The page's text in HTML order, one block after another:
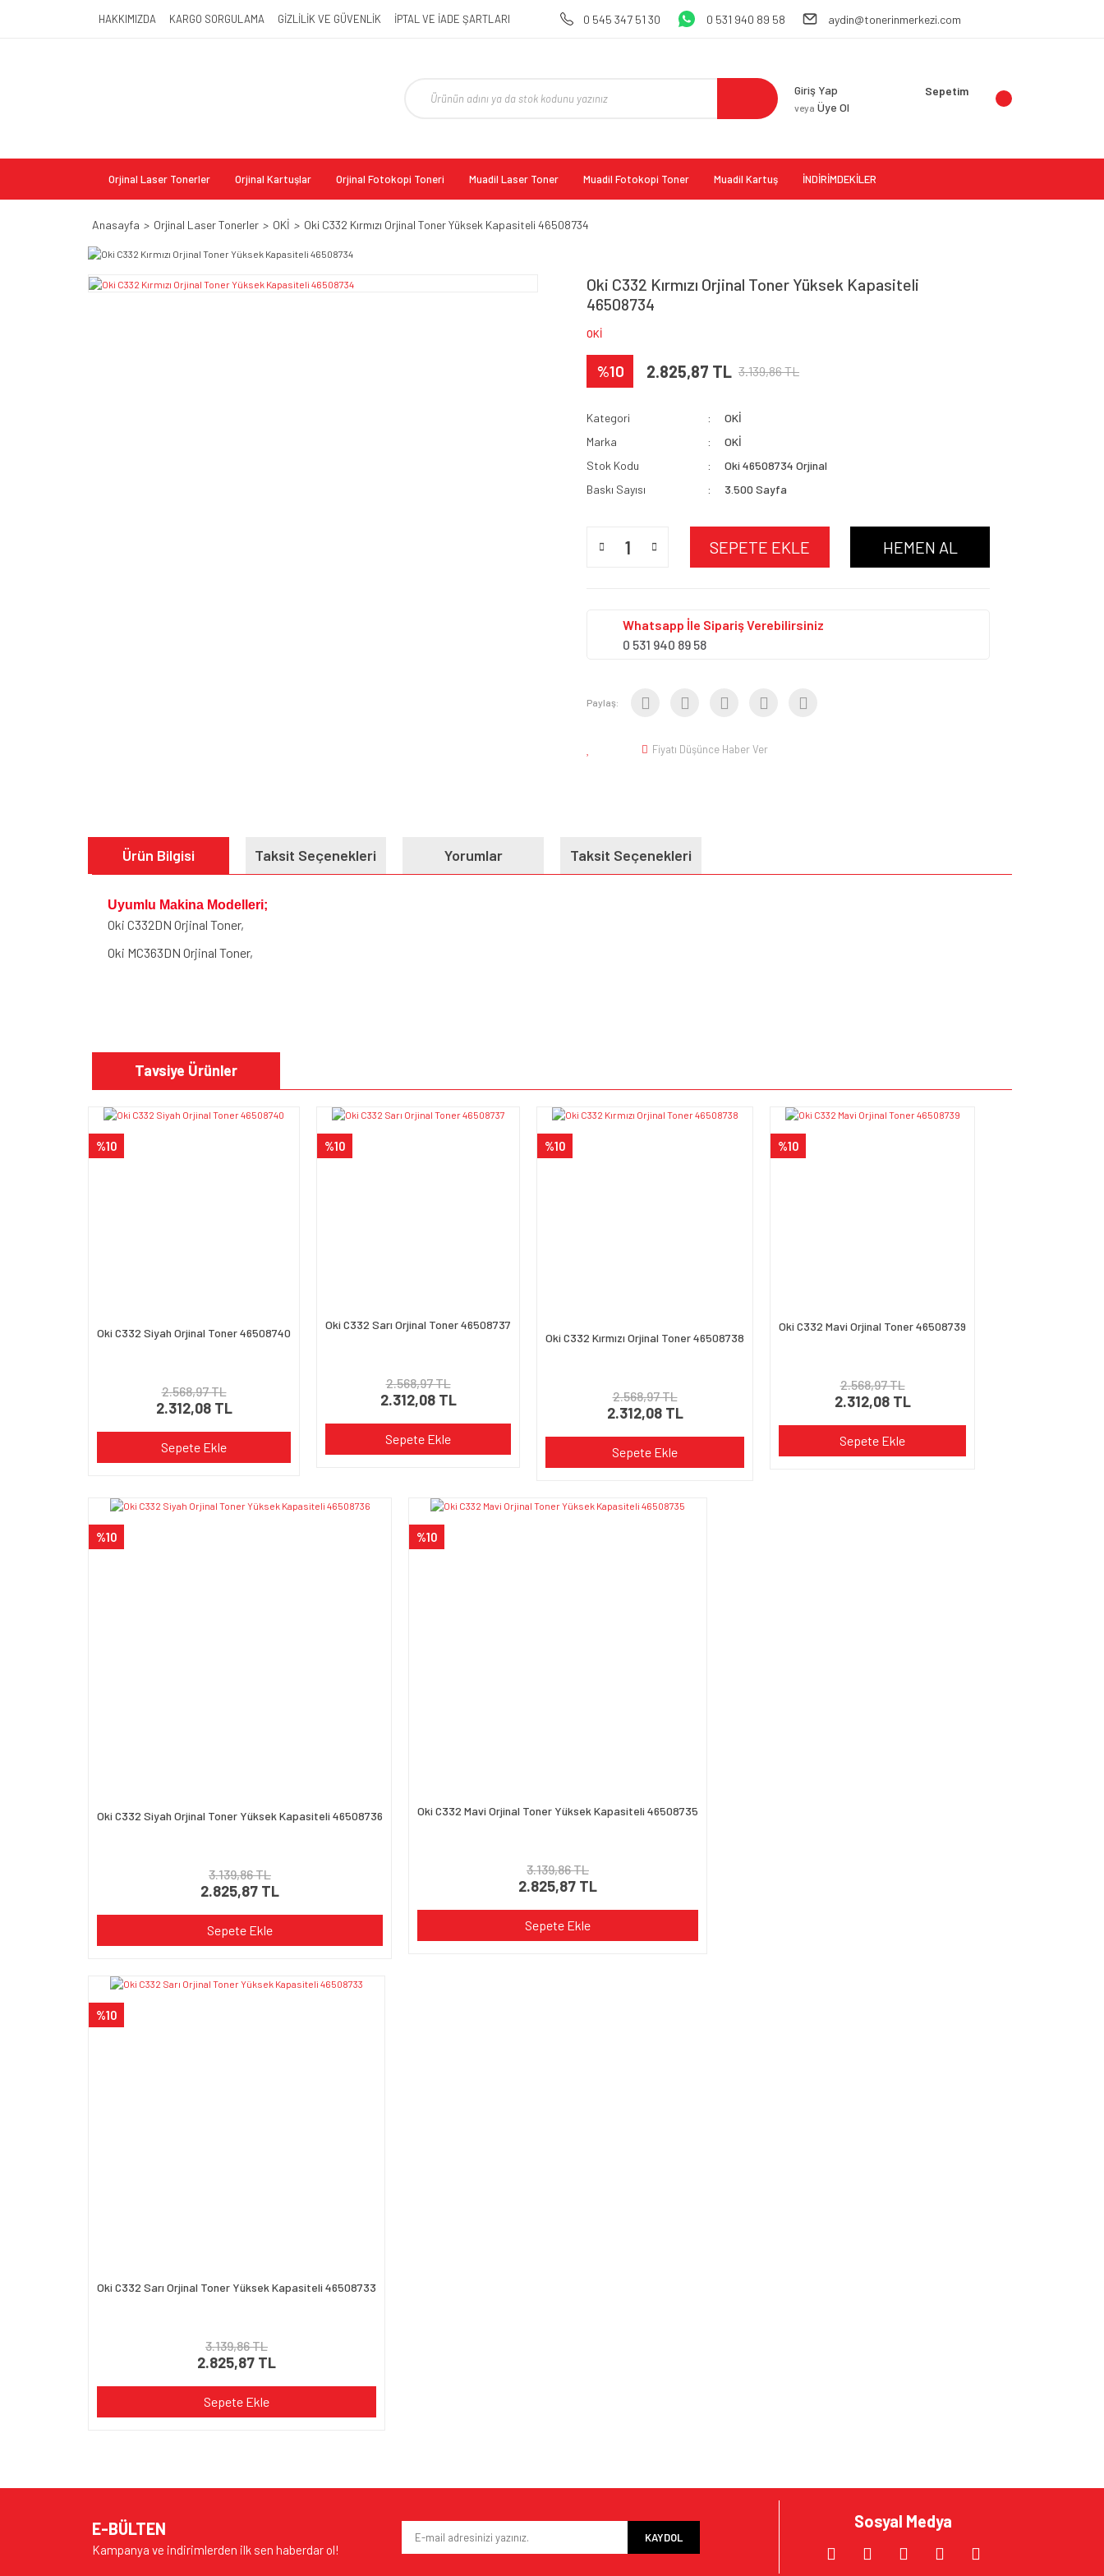
HAKKIMIZDA KARGO SORGULAMA GİZLİLİK VE GÜVENLİK İPTAL VE İADE ŞARTLARI 0 545 347 51 30 0 531 940 89 58 aydin@tonerinmerkezi.com
Giriş Yap
veya Üye Ol
Sepetim
Orjinal Laser Tonerler Orjinal Kartuşlar Orjinal Fotokopi Toneri Muadil Laser Toner Muadil Fotokopi Toner Muadil Kartuş İNDİRİMDEKİLER
Anasayfa Orjinal Laser Tonerler OKİ Oki C332 Kırmızı Orjinal Toner Yüksek Kapasiteli 46508734
Oki C332 Kırmızı Orjinal Toner Yüksek Kapasiteli
46508734
OKİ
%10 2.825,87 TL 3.139,86 TL
Kategori
OKİ
Marka
OKİ
Stok Kodu
Oki 46508734 Orjinal
Baskı Sayısı
3.500 Sayfa
SEPETE EKLE HEMEN AL
Whatsapp İle Sipariş Verebilirsiniz
0 531 940 89 58
Paylaş:
Fiyatı Düşünce Haber Ver
Ürün Bilgisi Taksit Seçenekleri Yorumlar Taksit Seçenekleri
Uyumlu Makina Modelleri;
Oki C332DN Orjinal Toner,
Oki MC363DN Orjinal Toner,
Yorum Yaz
Görüş ve önerileriniz için teşekkür ederiz.
Ürün açıklamasında eksik bilgiler bulunuyor.
Tavsiye Ürünler
%10
Oki C332 Siyah Orjinal Toner 46508740
2.568,97 TL
2.312,08 TL
Sepete Ekle
%10
Oki C332 Sarı Orjinal Toner 46508737
2.568,97 TL
2.312,08 TL
Sepete Ekle
%10
Oki C332 Kırmızı Orjinal Toner 46508738
2.568,97 TL
2.312,08 TL
Sepete Ekle
%10
Oki C332 Mavi Orjinal Toner 46508739
2.568,97 TL
2.312,08 TL
Sepete Ekle
%10
Oki C332 Siyah Orjinal Toner Yüksek Kapasiteli 46508736
3.139,86 TL
2.825,87 TL
Sepete Ekle
%10
Oki C332 Mavi Orjinal Toner Yüksek Kapasiteli 46508735
3.139,86 TL
2.825,87 TL
Sepete Ekle
%10
Oki C332 Sarı Orjinal Toner Yüksek Kapasiteli 46508733
3.139,86 TL
2.825,87 TL
Sepete Ekle
E-BÜLTEN
Kampanya ve indirimlerden ilk sen haberdar ol!
KAYDOL
Sosyal Medya